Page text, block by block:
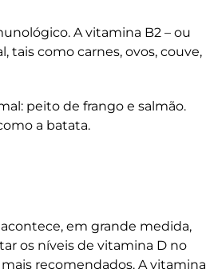
A vitamina B2 – ou
como carnes, ovos, couve,
peito de frango e salmão.
a batata.
em grande medida,
os níveis de vitamina D no
mais recomendados. A vitamina